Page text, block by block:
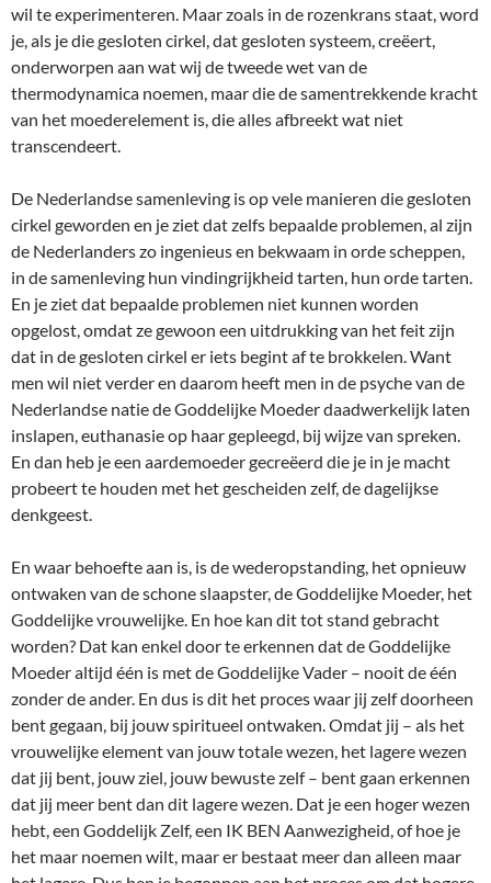
wil te experimenteren. Maar zoals in de rozenkrans staat, word
je, als je die gesloten cirkel, dat gesloten systeem, creëert,
onderworpen aan wat wij de tweede wet van de
thermodynamica noemen, maar die de samentrekkende kracht
van het moederelement is, die alles afbreekt wat niet
transcendeert.
De Nederlandse samenleving is op vele manieren die gesloten
cirkel geworden en je ziet dat zelfs bepaalde problemen, al zijn
de Nederlanders zo ingenieus en bekwaam in orde scheppen,
in de samenleving hun vindingrijkheid tarten, hun orde tarten.
En je ziet dat bepaalde problemen niet kunnen worden
opgelost, omdat ze gewoon een uitdrukking van het feit zijn
dat in de gesloten cirkel er iets begint af te brokkelen. Want
men wil niet verder en daarom heeft men in de psyche van de
Nederlandse natie de Goddelijke Moeder daadwerkelijk laten
inslapen, euthanasie op haar gepleegd, bij wijze van spreken.
En dan heb je een aardemoeder gecreëerd die je in je macht
probeert te houden met het gescheiden zelf, de dagelijkse
denkgeest.
En waar behoefte aan is, is de wederopstanding, het opnieuw
ontwaken van de schone slaapster, de Goddelijke Moeder, het
Goddelijke vrouwelijke. En hoe kan dit tot stand gebracht
worden? Dat kan enkel door te erkennen dat de Goddelijke
Moeder altijd één is met de Goddelijke Vader – nooit de één
zonder de ander. En dus is dit het proces waar jij zelf doorheen
bent gegaan, bij jouw spiritueel ontwaken. Omdat jij – als het
vrouwelijke element van jouw totale wezen, het lagere wezen
dat jij bent, jouw ziel, jouw bewuste zelf – bent gaan erkennen
dat jij meer bent dan dit lagere wezen. Dat je een hoger wezen
hebt, een Goddelijk Zelf, een IK BEN Aanwezigheid, of hoe je
het maar noemen wilt, maar er bestaat meer dan alleen maar